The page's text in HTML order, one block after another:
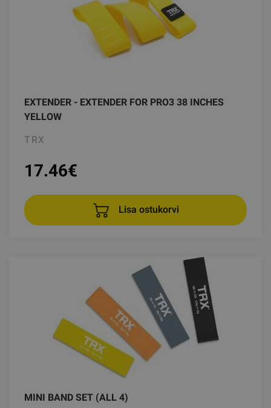
EXTENDER - EXTENDER FOR PRO3 38 INCHES
YELLOW
TRX
17.46€
Lisa ostukorvi
MINI BAND SET (ALL 4)